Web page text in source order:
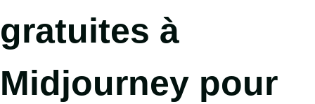
gratuites à
Midjourney pour